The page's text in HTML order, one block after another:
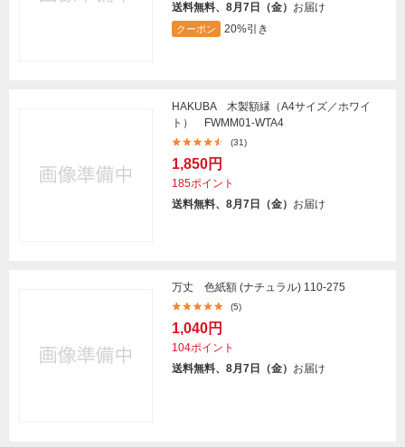
送料無料、8月7日（金） お届け
クーポン 20%引き
HAKUBA 木製額縁（A4サイズ／ホワイ
ト） FWMM01-WTA4
(31)
1,850円
185ポイント
送料無料、8月7日（金） お届け
万丈 色紙額 (ナチュラル) 110-275
(5)
1,040円
104ポイント
送料無料、8月7日（金） お届け